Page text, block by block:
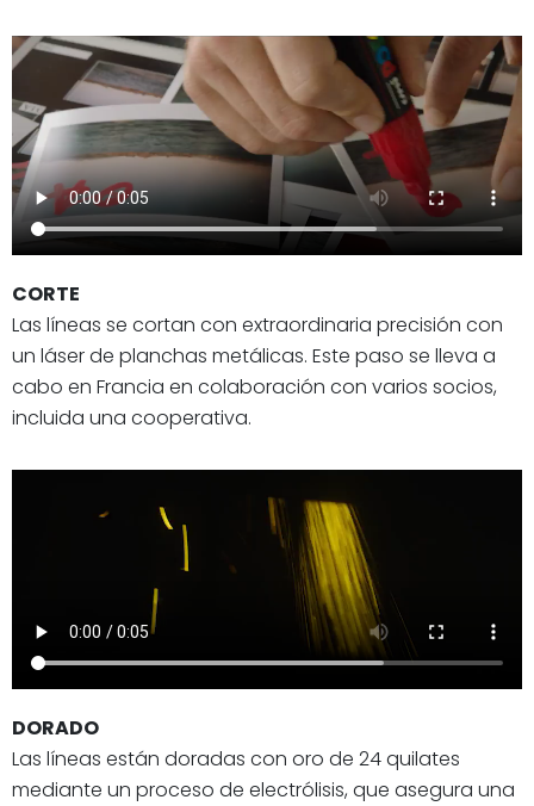
CORTE
Las líneas se cortan con extraordinaria precisión con
un láser de planchas metálicas. Este paso se lleva a
cabo en Francia en colaboración con varios socios,
incluida una cooperativa.
DORADO
Las líneas están doradas con oro de 24 quilates
mediante un proceso de electrólisis, que asegura una